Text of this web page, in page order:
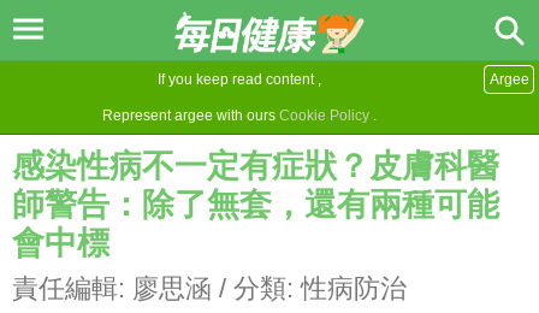
If you keep read content ,
Represent argee with ours Cookie Policy .
Argee
感染性病不一定有症狀？皮膚科醫
師警告：除了無套，還有兩種可能
會中標
責任編輯: 廖思涵 / 分類: 性病防治